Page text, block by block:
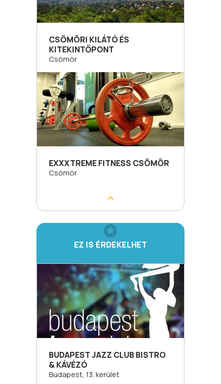
CSÖMÖRI KILÁTÓ ÉS
KITEKINTŐPONT
Csömör
EXXXTREME FITNESS CSÖMÖR
Csömör
EZ IS ÉRDEKELHET
BUDAPEST JAZZ CLUB BISTRO
& KÁVÉZÓ
Budapest, 13. kerület